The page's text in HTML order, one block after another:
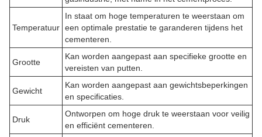
Temperatuur
In staat om hoge temperaturen te weerstaan om
een optimale prestatie te garanderen tijdens het
cementeren.
Grootte
Kan worden aangepast aan specifieke grootte en
vereisten van putten.
Gewicht
Kan worden aangepast aan gewichtsbeperkingen
en specificaties.
Druk
Ontworpen om hoge druk te weerstaan voor veilig
en efficiënt cementeren.